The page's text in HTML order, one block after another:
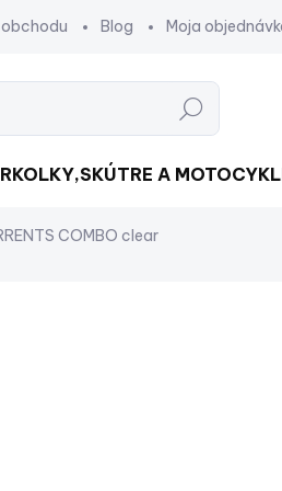
Blog Moja
Hľadať
A
COMBO clear